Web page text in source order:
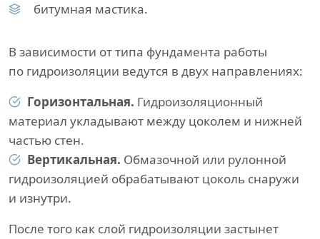
битумная мастика.
В зависимости от типа фундамента работы
по гидроизоляции ведутся в двух направлениях:
Горизонтальная. Гидроизоляционный
материал укладывают между цоколем и нижней
частью стен.
Вертикальная. Обмазочной или рулонной
гидроизоляцией обрабатывают цоколь снаружи
и изнутри.
После того как слой гидроизоляции застынет